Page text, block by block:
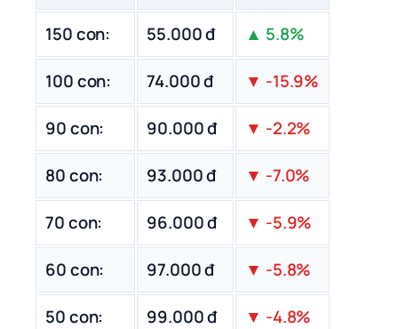
150 con: 55.000 đ ▲ 5.8%
100 con: 74.000 đ ▼ -15.9%
90 con: 90.000 đ ▼ -2.2%
80 con: 93.000 đ ▼ -7.0%
70 con: 96.000 đ ▼ -5.9%
60 con: 97.000 đ ▼ -5.8%
50 con: 99.000 đ ▼ -4.8%